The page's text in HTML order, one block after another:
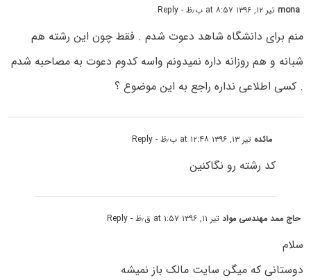
monaتیر ۱۲, ۱۳۹۶ at ۸:۵۷ ب٫ظ - Reply
منم برای دانشگاه شاهد دعوت شدم . فقط چون این رشته هم
شبانه و هم روزانه داره نمیدونم واسه کدوم دعوت به مصاحبه شدم
. کسی اطلاعی نداره راجع به این موضوع ؟
مائده تیر ۱۳, ۱۳۹۶ at ۱۲:۴۸ ب٫ظ - Reply
کد رشته رو نگاکنین
حاج ممد مهندسی موادتیر ۱۱, ۱۳۹۶ at ۱:۵۷ ق٫ظ - Reply
سلام
دوستانی که میگن سایت مالک باز نمیشه